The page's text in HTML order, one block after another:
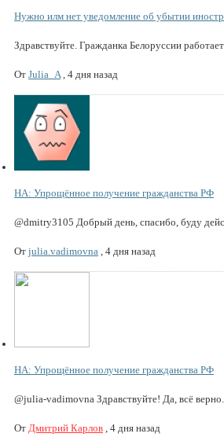
Нужно илм нет уведомление об убытии
Здравствуйте. Гражданка Белоруссии работает
От Julia_A 4 дня назад
НА: Упрощённое получение гражданства РФ
@dmitry3105 Добрый день, спасибо, буду
От julia.vadimovna 4 дня назад
НА: Упрощённое получение гражданства РФ
@julia-vadimovna Здравствуйте! Да, всё верно.
От Дмитрий Карлов 4 дня назад